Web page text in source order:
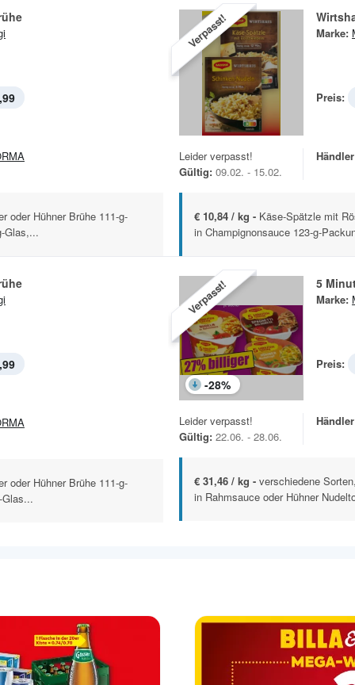
oder Hühner Brühe 111-g-
Glas,...
Verpasst! Marke:
Preis:
Leider verpasst!
Gültig: 09.02. - 15.02.
€ 10,84 / kg - Käse-Spätzle mit
in Champignonsauce 123-g-
oder Hühner Brühe 111-g-
Verpasst!
-28%
5
Marke:
Preis:
Leider verpasst!
Gültig: 22.06. - 28.06.
€ 31,46 / kg - verschiedene
in Rahmsauce oder Hühner